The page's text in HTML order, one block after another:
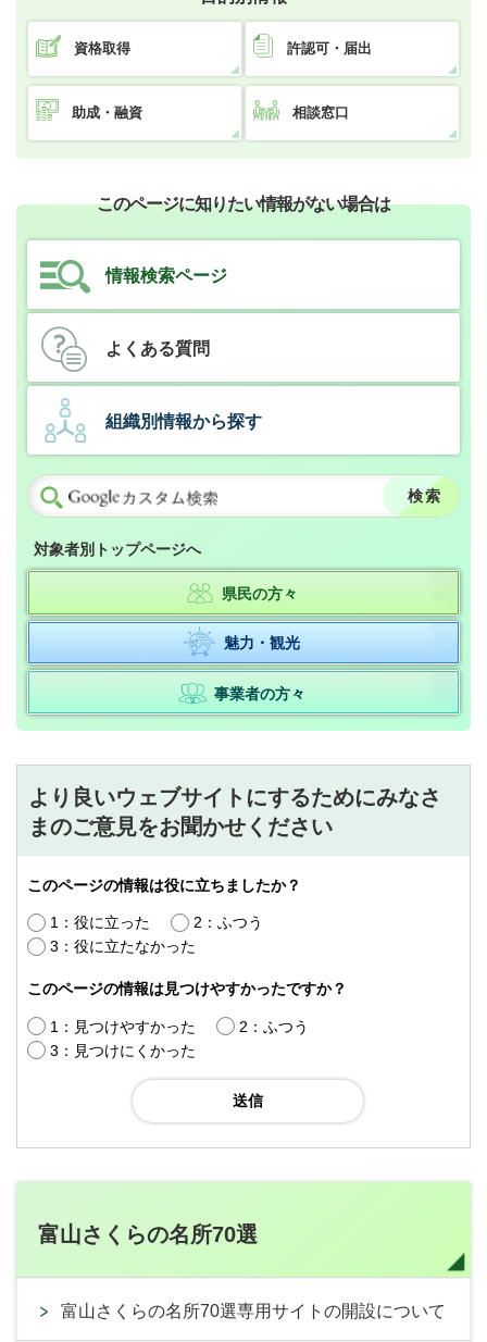
資格取得 許認可・届出
助成・融資 相談窓口
このページに知りたい情報がない場合は
情報検索ページ
よくある質問
組織別情報から探す
対象者別トップページへ
県民の方々
魅力・観光
事業者の方々
より良いウェブサイトにするためにみなさ
まのご意見をお聞かせください
このページの情報は役に立ちましたか？
1：役に立った
2：ふつう
3：役に立たなかった
このページの情報は見つけやすかったですか？
1：見つけやすかった
2：ふつう
3：見つけにくかった
富山さくらの名所70選
富山さくらの名所70選専用サイトの開設について